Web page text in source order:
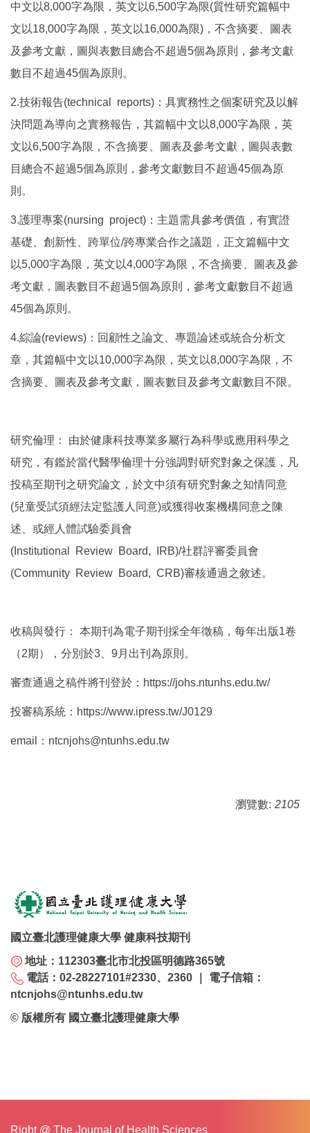
中文以8,000字為限，英文以6,500字為限(質性研究篇幅中
文以18,000字為限，英文以16,000為限)，不含摘要、圖表
及參考文獻，圖與表數目總合不超過5個為原則，參考文獻
數目不超過45個為原則。
2.技術報告(technical reports)：具實務性之個案研究及以解
決問題為導向之實務報告，其篇幅中文以8,000字為限，英
文以6,500字為限，不含摘要、圖表及參考文獻，圖與表數
目總合不超過5個為原則，參考文獻數目不超過45個為原
則。
3.護理專案(nursing project)：主題需具參考價值，有實證
基礎、創新性、跨單位/跨專業合作之議題，正文篇幅中文
以5,000字為限，英文以4,000字為限，不含摘要、圖表及參
考文獻，圖表數目不超過5個為原則，參考文獻數目不超過
45個為原則。
4.綜論(reviews)：回顧性之論文、專題論述或統合分析文
章，其篇幅中文以10,000字為限，英文以8,000字為限，不
含摘要、圖表及參考文獻，圖表數目及參考文獻數目不限。
研究倫理： 由於健康科技專業多屬行為科學或應用科學之
研究，有鑑於當代醫學倫理十分強調對研究對象之保護，凡
投稿至期刊之研究論文，於文中須有研究對象之知情同意
(兒童受試須經法定監護人同意)或獲得收案機構同意之陳
述、或經人體試驗委員會
(Institutional Review Board, IRB)/社群評審委員會
(Community Review Board, CRB)審核通過之敘述。
收稿與發行： 本期刊為電子期刊採全年徵稿，每年出版1卷
（2期），分別於3、9月出刊為原則。
審查通過之稿件將刊登於： https://johs.ntunhs.edu.tw/
投審稿系統： https://www.ipress.tw/J0129
email： ntcnjohs@ntunhs.edu.tw
瀏覽數: 2105
國立臺北護理健康大學 健康科技期刊
地址：112303臺北市北投區明德路365號
電話：02-28227101#2330、2360 ｜ 電子信箱：
ntcnjohs@ntunhs.edu.tw
© 版權所有 國立臺北護理健康大學
Right @ The Journal of Health Sciences